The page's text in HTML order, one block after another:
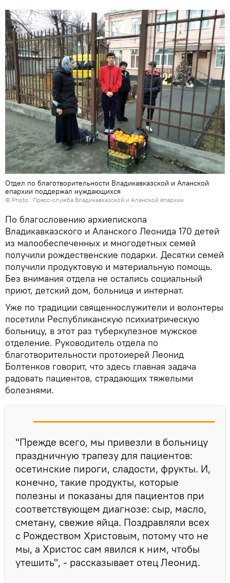
Отдел по благотворительности Владикавказской и Аланской
епархии поддержал нуждающихся
© Photo : Пресс-служба Владикавказской и Аланской епархии
По благословению архиепископа
Владикавказского и Аланского Леонида 170 детей
из малообеспеченных и многодетных семей
получили рождественские подарки. Десятки семей
получили продуктовую и материальную помощь.
Без внимания отдела не остались социальный
приют, детский дом, больница и интернат.
Уже по традиции священнослужители и волонтеры
посетили Республиканскую психиатрическую
больницу, в этот раз туберкулезное мужское
отделение. Руководитель отдела по
благотворительности протоиерей Леонид
Болтенков говорит, что здесь главная задача
радовать пациентов, страдающих тяжелыми
болезнями.
"Прежде всего, мы привезли в больницу
праздничную трапезу для пациентов:
осетинские пироги, сладости, фрукты. И,
конечно, такие продукты, которые
полезны и показаны для пациентов при
соответствующем диагнозе: сыр, масло,
сметану, свежие яйца. Поздравляли всех
с Рождеством Христовым, потому что не
мы, а Христос сам явился к ним, чтобы
утешить", - рассказывает отец Леонид.